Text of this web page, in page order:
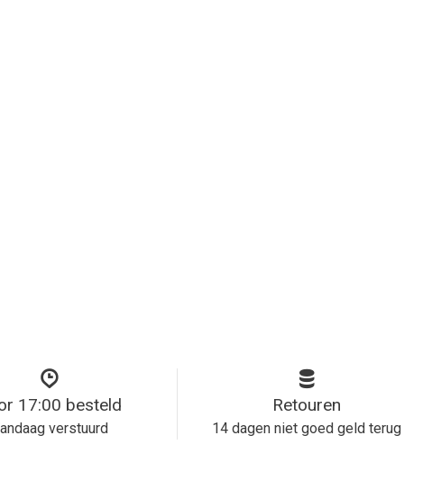
17:00 besteld
verstuurd
Retouren
14 dagen niet goed geld terug